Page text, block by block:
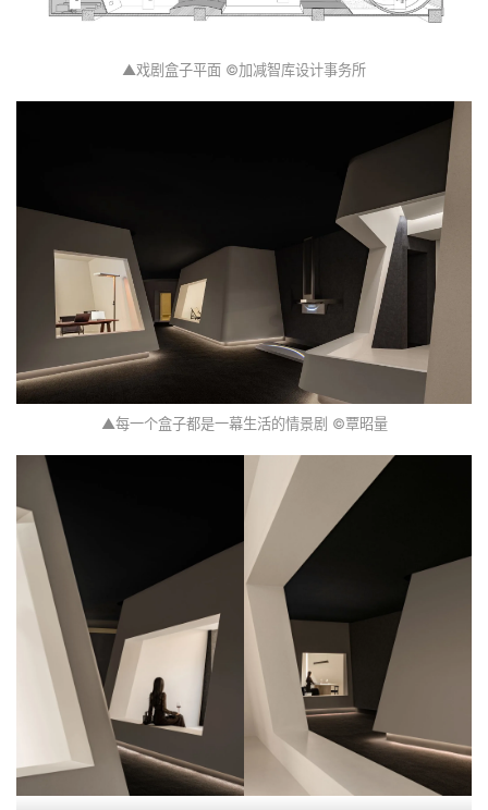
▲戏剧盒子平面 ©加减智库设计事务所
▲每一个盒子都是一幕生活的情景剧 ©覃昭量